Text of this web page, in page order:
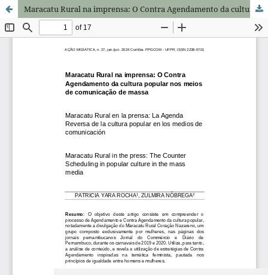
Maracatu Rural na imprensa: O Contra Agendamento da cultura popular nos meios de comunicação de massa